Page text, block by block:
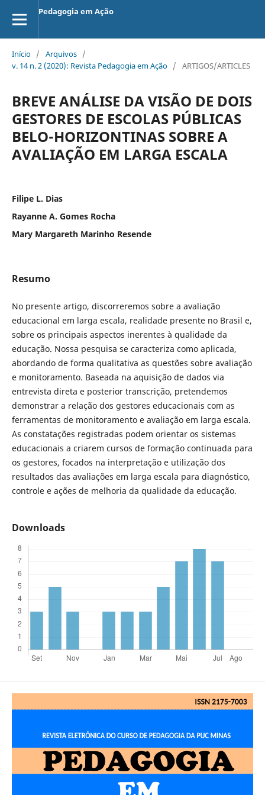
Pedagogia em Ação
Início / Arquivos /
v. 14 n. 2 (2020): Revista Pedagogia em Ação / ARTIGOS/ARTICLES
BREVE ANÁLISE DA VISÃO DE DOIS
GESTORES DE ESCOLAS PÚBLICAS
BELO-HORIZONTINAS SOBRE A
AVALIAÇÃO EM LARGA ESCALA
Filipe L. Dias
Rayanne A. Gomes Rocha
Mary Margareth Marinho Resende
Resumo
No presente artigo, discorreremos sobre a avaliação
educacional em larga escala, realidade presente no Brasil e,
sobre os principais aspectos inerentes à qualidade da
educação. Nossa pesquisa se caracteriza como aplicada,
abordando de forma qualitativa as questões sobre avaliação
e monitoramento. Baseada na aquisição de dados via
entrevista direta e posterior transcrição, pretendemos
demonstrar a relação dos gestores educacionais com as
ferramentas de monitoramento e avaliação em larga escala.
As constatações registradas podem orientar os sistemas
educacionais a criarem cursos de formação continuada para
os gestores, focados na interpretação e utilização dos
resultados das avaliações em larga escala para diagnóstico,
controle e ações de melhoria da qualidade da educação.
Downloads